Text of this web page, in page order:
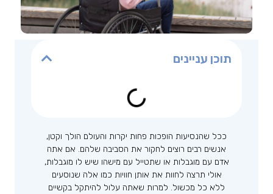
תוכן עניינים
ככל שהנסיעות הופכות פחות יקרות והעולם הולך וקטן,
אנשים רבים רוצים לחקור את הסביבה שלהם. אם אתה
אדם עם מוגבלות או שתטייל עם מישהו שיש לו מוגבלות,
אולי תרצה לחוות את אותן חוויות כמו אלה שנוסעים
ללא כל מכשול. למרות שאתה עלול להיתקל בקשיים